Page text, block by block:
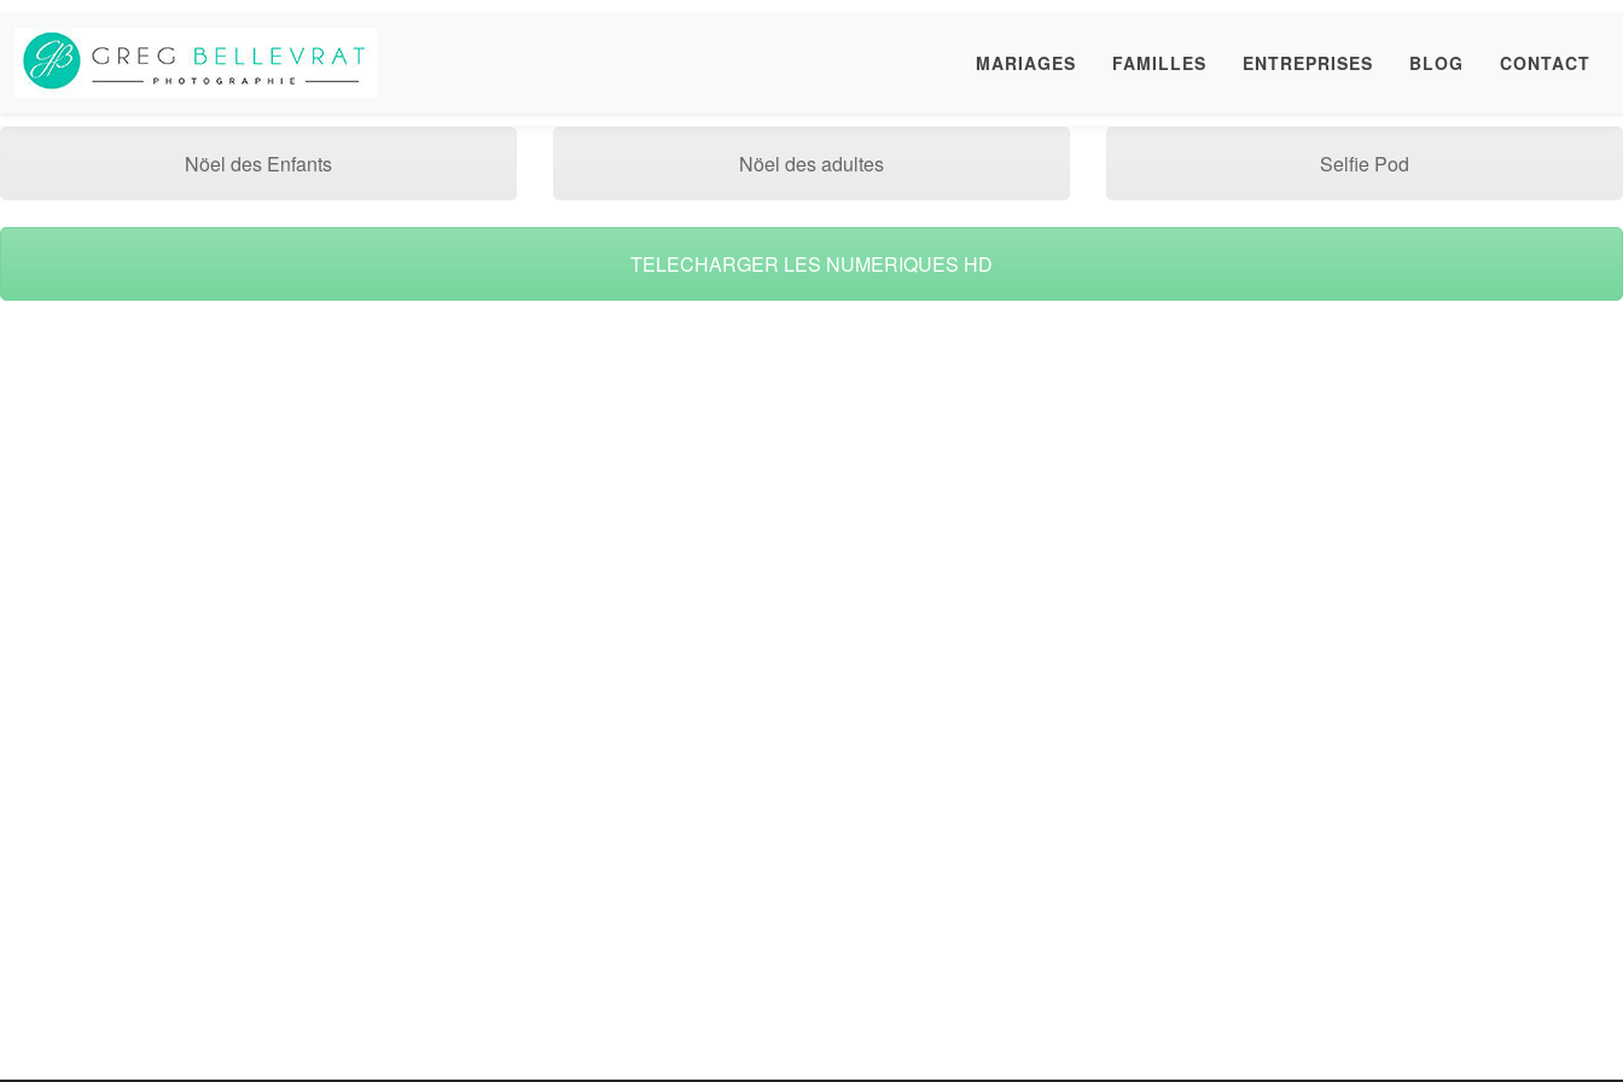
MARIAGES FAMILLES ENTREPRISES BLOG CONTACT
Nöel des Enfants Nöel des adultes Selfie Pod
TELECHARGER LES NUMERIQUES HD